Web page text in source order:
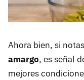
Ahora bien, si notas
amargo, es señal
mejores